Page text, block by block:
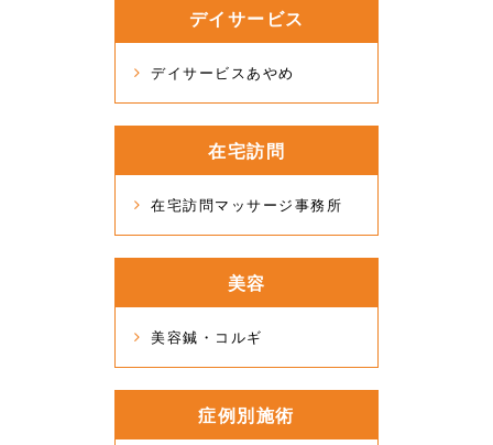
デイサービス
デイサービスあやめ
在宅訪問
在宅訪問マッサージ事務所
美容
美容鍼・コルギ
症例別施術